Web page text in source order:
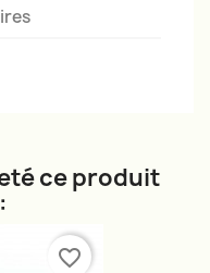
ce produit
favorite_border